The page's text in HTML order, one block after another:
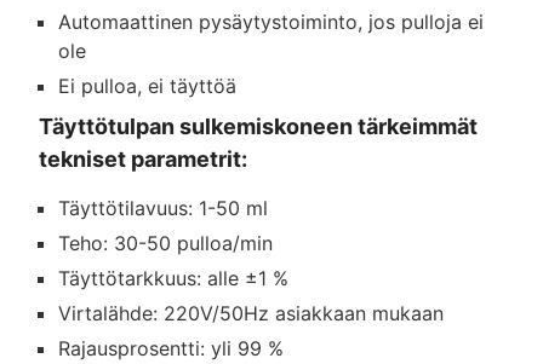
Automaattinen pysäytystoiminto, jos pulloja ei
ole
Ei pulloa, ei täyttöä
Täyttötulpan sulkemiskoneen tärkeimmät
tekniset parametrit:
Täyttötilavuus: 1-50 ml
Teho: 30-50 pulloa/min
Täyttötarkkuus: alle ±1 %
Virtalähde: 220V/50Hz asiakkaan mukaan
Rajausprosentti: yli 99 %